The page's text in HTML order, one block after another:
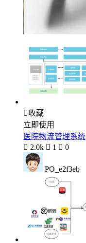
收藏
立即使用
医院物流管理系统
 2.0k  1  0
PO_e2f3eb